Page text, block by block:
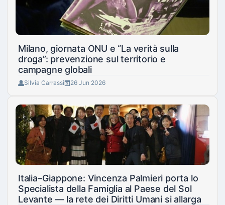
Milano, giornata ONU e “La verità sulla
droga”: prevenzione sul territorio e
campagne globali
Silvia Carrassi 26 Jun 2026
Italia–Giappone: Vincenza Palmieri porta lo
Specialista della Famiglia al Paese del Sol
Levante — la rete dei Diritti Umani si allarga